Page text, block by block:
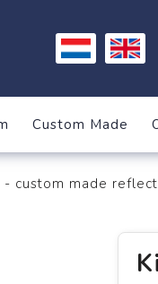
Custom Made
- custom made